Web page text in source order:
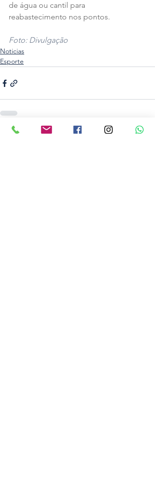
de água ou cantil para
reabastecimento nos pontos.
Foto: Divulgação
Noticias
Esporte